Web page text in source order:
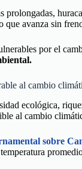
prolongadas,
que avanza sin
por el
al cambio
ecológica,
al cambio
sobre